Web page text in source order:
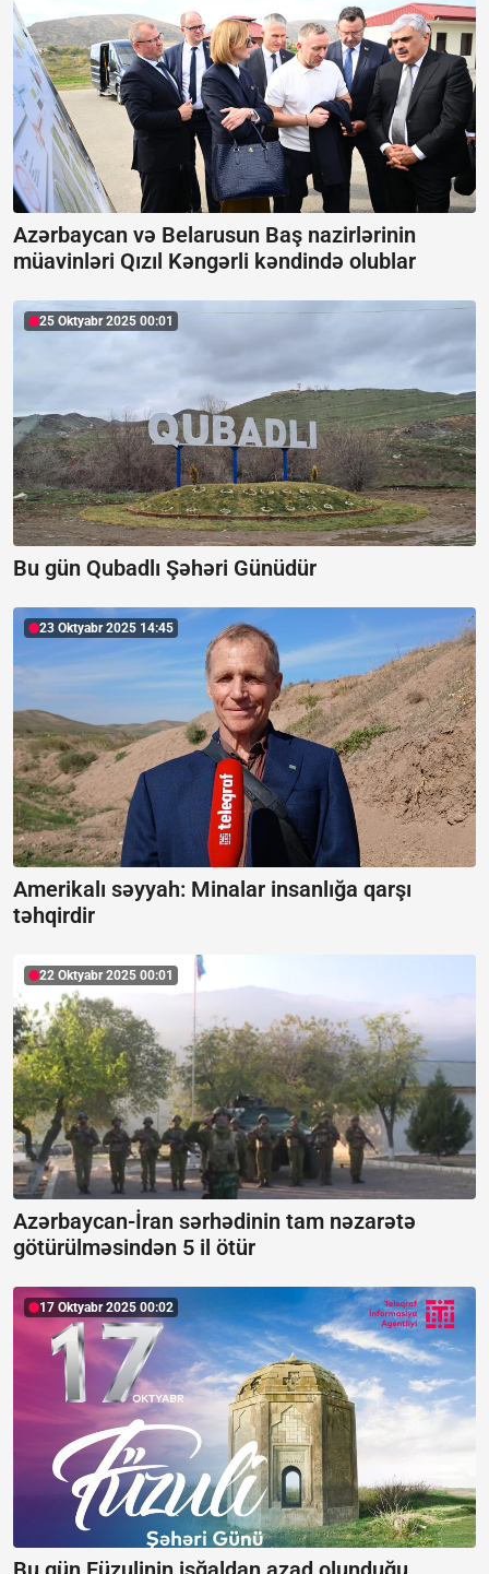
Azərbaycan və Belarusun Baş nazirlərinin
müavinləri Qızıl Kəngərli kəndində olublar
25 Oktyabr 2025 00:01
Bu gün Qubadlı Şəhəri Günüdür
23 Oktyabr 2025 14:45
Amerikalı səyyah: Minalar insanlığa qarşı
təhqirdir
22 Oktyabr 2025 00:01
Azərbaycan-İran sərhədinin tam nəzarətə
götürülməsindən 5 il ötür
17 Oktyabr 2025 00:02